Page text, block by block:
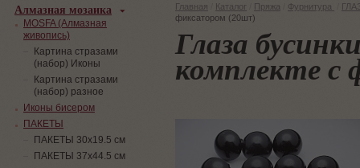
Главная Каталог Пряжа Фурнитура
фиксатором (20шт)
Глаза
комплекте
Алмазная мозаика
MOSFA (Алмазная
живопись)
Картина стразами
(набор) Иконы
Картина стразами
(набор) разное
Иконы бисером
ПАКЕТЫ
ПАКЕТЫ 30х19.5 см
ПАКЕТЫ 37х44.5 см